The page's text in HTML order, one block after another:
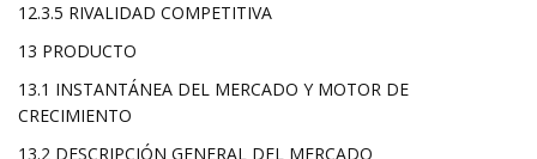
12.3.5 RIVALIDAD COMPETITIVA
13 PRODUCTO
13.1 INSTANTÁNEA DEL MERCADO Y MOTOR DE
CRECIMIENTO
13.2 DESCRIPCIÓN GENERAL DEL MERCADO